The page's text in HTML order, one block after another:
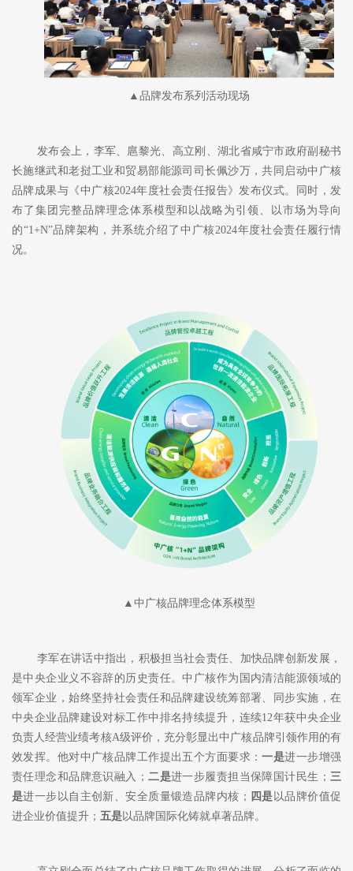
▲品牌发布系列活动现场
发布会上，李军、扈黎光、高立刚、湖北省咸宁市政府副秘书
长施继武和老挝工业和贸易部能源司司长佩沙万，共同启动中广核
品牌成果与《中广核2024年度社会责任报告》发布仪式。同时，发
布了集团完整品牌理念体系模型和以战略为引领、以市场为导向
的“1+N”品牌架构，并系统介绍了中广核2024年度社会责任履行情
况。
▲中广核品牌理念体系模型
李军在讲话中指出，积极担当社会责任、加快品牌创新发展，
是中央企业义不容辞的历史责任。中广核作为国内清洁能源领域的
领军企业，始终坚持社会责任和品牌建设统筹部署、同步实施，在
中央企业品牌建设对标工作中排名持续提升，连续12年获中央企业
负责人经营业绩考核A级评价，充分彰显出中广核品牌引领作用的有
效发挥。他对中广核品牌工作提出五个方面要求：一是进一步增强
责任理念和品牌意识融入； 二是进一步履责担当保障国计民生； 三
是进一步以自主创新、安全质量锻造品牌内核； 四是 以品牌价值促
进企业价值提升； 五是以品牌国际化铸就卓著品牌。